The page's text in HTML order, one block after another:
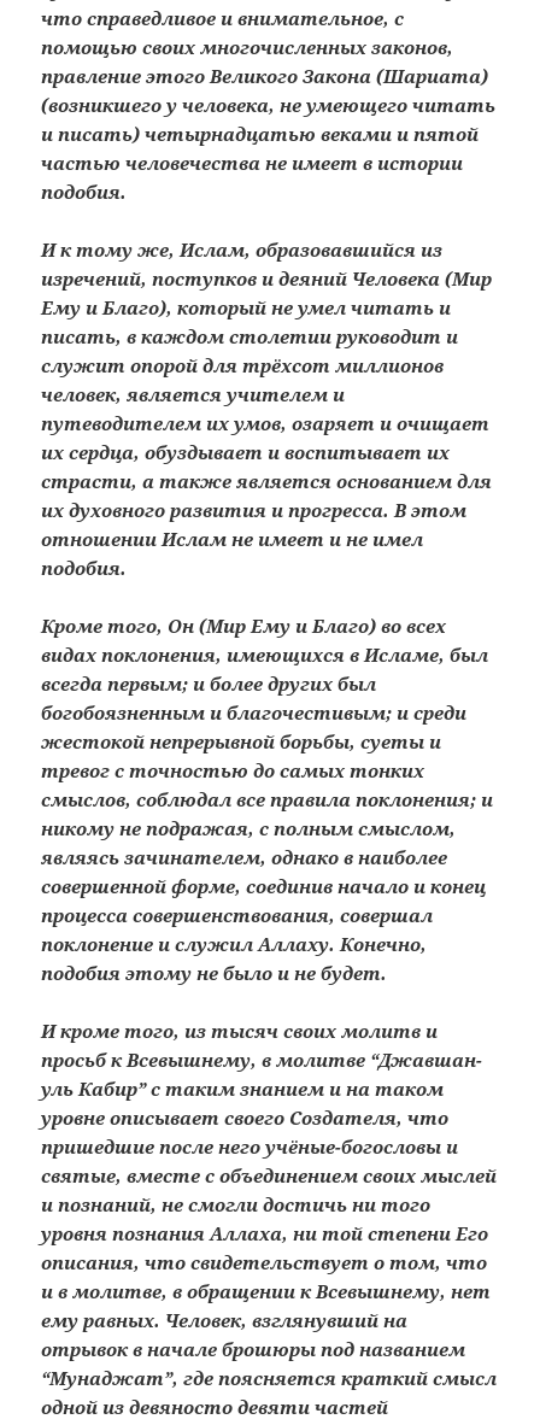
что справедливое и внимательное, с
помощью своих многочисленных законов,
правление этого Великого Закона (Шариата)
(возникшего у человека, не умеющего читать
и писать) четырнадцатью веками и пятой
частью человечества не имеет в истории
подобия.
И к тому же, Ислам, образовавшийся из
изречений, поступков и деяний Человека (Мир
Ему и Благо), который не умел читать и
писать, в каждом столетии руководит и
служит опорой для трёхсот миллионов
человек, является учителем и
путеводителем их умов, озаряет и очищает
их сердца, обуздывает и воспитывает их
страсти, а также является основанием для
их духовного развития и прогресса. В этом
отношении Ислам не имеет и не имел
подобия.
Кроме того, Он (Мир Ему и Благо) во всех
видах поклонения, имеющихся в Исламе, был
всегда первым; и более других был
богобоязненным и благочестивым; и среди
жестокой непрерывной борьбы, суеты и
тревог с точностью до самых тонких
смыслов, соблюдал все правила поклонения; и
никому не подражая, с полным смыслом,
являясь зачинателем, однако в наиболее
совершенной форме, соединив начало и конец
процесса совершенствования, совершал
поклонение и служил Аллаху. Конечно,
подобия этому не было и не будет.
И кроме того, из тысяч своих молитв и
просьб к Всевышнему, в молитве “Джавшан-
уль Кабир” с таким знанием и на таком
уровне описывает своего Создателя, что
пришедшие после него учёные-богословы и
святые, вместе с объединением своих мыслей
и познаний, не смогли достичь ни того
уровня познания Аллаха, ни той степени Его
описания, что свидетельствует о том, что
и в молитве, в обращении к Всевышнему, нет
ему равных. Человек, взглянувший на
отрывок в начале брошюры под названием
“Мунаджат”, где поясняется краткий смысл
одной из девяносто девяти частей